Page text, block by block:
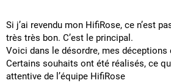
Si j’ai revendu mon HifiRose, ce n’est
très très bon. C’est le principal.
Voici dans le désordre, mes déceptions
Certains souhaits ont été réalisés, ce
attentive de l’équipe HifiRose